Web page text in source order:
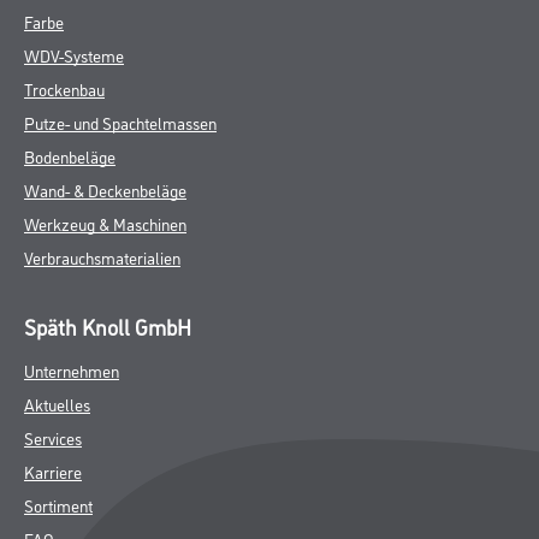
Farbe
WDV-Systeme
Trockenbau
Putze- und Spachtelmassen
Bodenbeläge
Wand- & Deckenbeläge
Werkzeug & Maschinen
Verbrauchsmaterialien
Späth Knoll GmbH
Unternehmen
Aktuelles
Services
Karriere
Sortiment